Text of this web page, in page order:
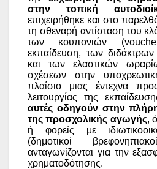
στην τοπική
επιχειρήθηκε και στο
τη σθεναρή αντίσταση του
των κουπονιών
εκπαίδευση, των
και των ελαστικών
σχέσεων στην
πλαίσιο μιας έντεχνα
λειτουργίας της
αυτές οδηγούν στην
της προσχολικής αγωγής,
ή φορείς με
(δημοτικοί
ανταγωνίζονται για την
χρηματοδότησης.